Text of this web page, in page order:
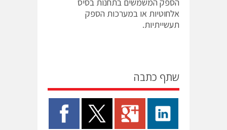
אלחוטיות או במערכות הספק
תעשייתיות.
שתף כתבה